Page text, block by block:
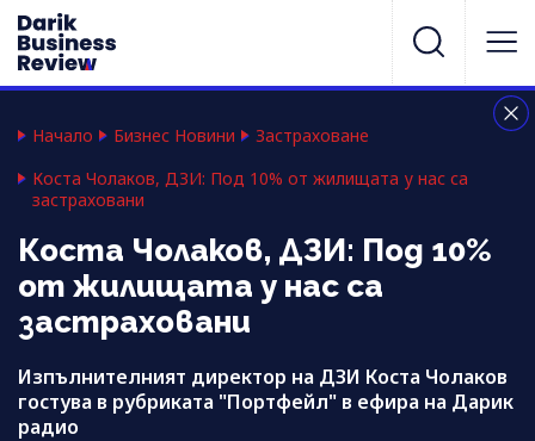
Начало Бизнес Новини
Застраховане
Коста Чолаков, ДЗИ: Под 10% от жилищата у нас са
застраховани
Коста Чолаков, ДЗИ: Под 10%
от жилищата у нас са
застраховани
Изпълнителният директор на ДЗИ Коста Чолаков
гостува в рубриката "Портфейл" в ефира на Дарик
радио